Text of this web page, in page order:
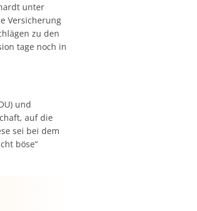
unter
Versicherung
zu den
tage noch in
und
auf die
sei bei dem
böse“